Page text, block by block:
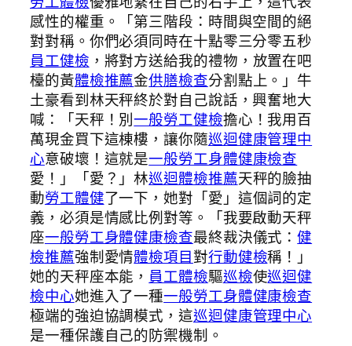
感性的權重。「第三階段：時間與空間的絕
對對稱。你們必須同時在十點零三分零五秒
員工健檢 ，將對方送給我的禮物，放置在吧
檯的黃體檢推薦金供膳檢查分割點上。」牛
土豪看到林天秤終於對自己說話，興奮地大
喊：「天秤！別一般勞工健檢擔心！我用百
萬現金買下這棟樓，讓你隨巡迴健康管理中
心意破壞！這就是一般勞工身體健康檢查
愛！」「愛？」林巡迴體檢推薦天秤的臉抽
動勞工體健了一下，她對「愛」這個詞的定
義，必須是情感比例對等。「我要啟動天秤
座一般勞工身體健康檢查最終裁決儀式：健
檢推薦強制愛情體檢項目對行動健檢稱！」
她的天秤座本能， 員工體檢驅巡檢使巡迴健
檢中心她進入了一種一般勞工身體健康檢查
極端的強迫協調模式，這巡迴健康管理中心
是一種保護自己的防禦機制。